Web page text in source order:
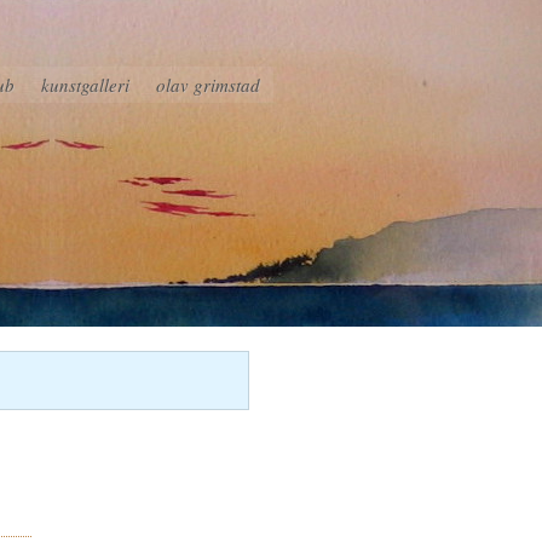
kunstgalleri olav grimstad